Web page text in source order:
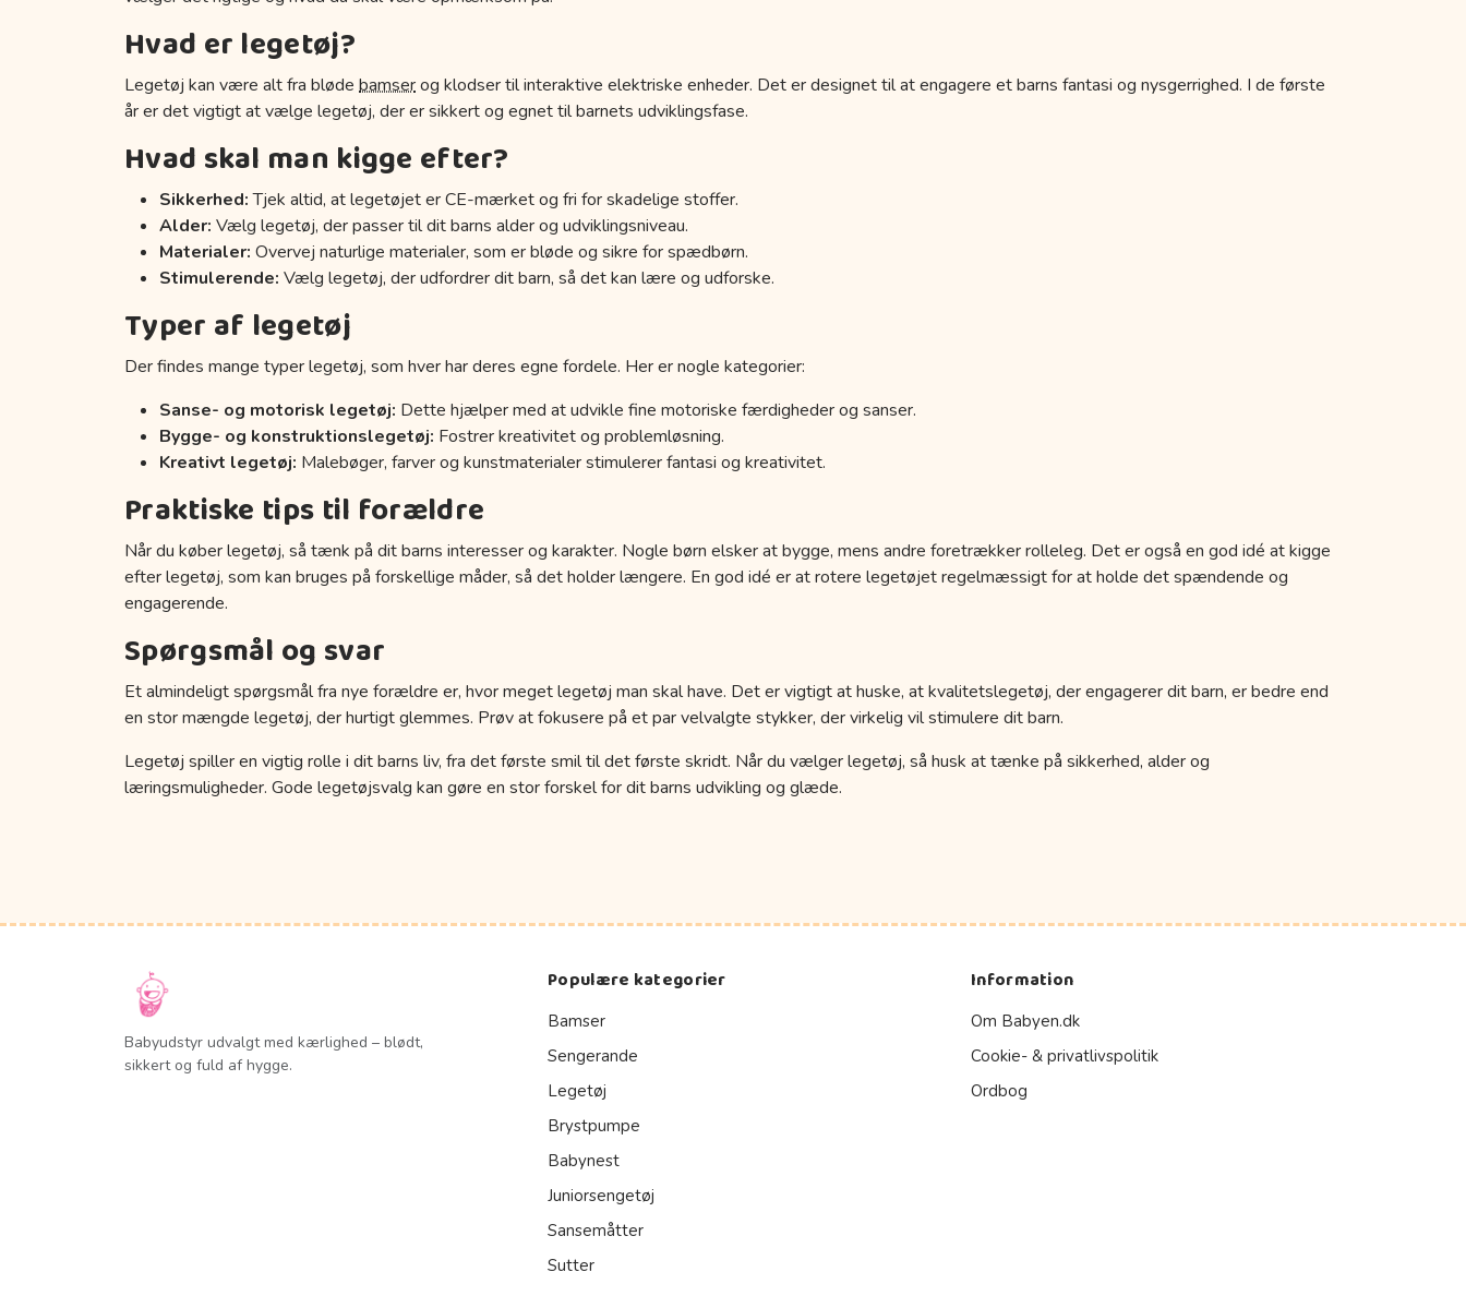
Hvad er legetøj?
Legetøj kan være alt fra bløde bamserog klodser til interaktive elektriske enheder. Det er designet til at engagere et barns fantasi og nysgerrighed. I de første
år er det vigtigt at vælge legetøj, der er sikkert og egnet til barnets udviklingsfase.
Hvad skal man kigge efter?
Sikkerhed:Tjek altid, at legetøjet er CE-mærket og fri for skadelige stoffer.
Alder: Vælg legetøj, der passer til dit barns alder og udviklingsniveau.
Materialer: Overvej naturlige materialer, som er bløde og sikre for spædbørn.
Stimulerende: Vælg legetøj, der udfordrer dit barn, så det kan lære og udforske.
Typer af legetøj
Der findes mange typer legetøj, som hver har deres egne fordele. Her er nogle kategorier:
Sanse- og motorisk legetøj: Dette hjælper med at udvikle fine motoriske færdigheder og sanser.
Bygge- og konstruktionslegetøj: Fostrer kreativitet og problemløsning.
Kreativt legetøj: Malebøger, farver og kunstmaterialer stimulerer fantasi og kreativitet.
Praktiske tips til forældre
Når du køber legetøj, så tænk på dit barns interesser og karakter. Nogle børn elsker at bygge, mens andre foretrækker rolleleg. Det er også en god idé at kigge
efter legetøj, som kan bruges på forskellige måder, så det holder længere. En god idé er at rotere legetøjet regelmæssigt for at holde det spændende og
engagerende.
Spørgsmål og svar
Et almindeligt spørgsmål fra nye forældre er, hvor meget legetøj man skal have. Det er vigtigt at huske, at kvalitetslegetøj, der engagerer dit barn, er bedre end
en stor mængde legetøj, der hurtigt glemmes. Prøv at fokusere på et par velvalgte stykker, der virkelig vil stimulere dit barn.
Legetøj spiller en vigtig rolle i dit barns liv, fra det første smil til det første skridt. Når du vælger legetøj, så husk at tænke på sikkerhed, alder og
læringsmuligheder. Gode legetøjsvalg kan gøre en stor forskel for dit barns udvikling og glæde.
Babyudstyr udvalgt med kærlighed – blødt,
sikkert og fuld af hygge.
Populære kategorier
Bamser
Sengerande
Legetøj
Brystpumpe
Babynest
Juniorsengetøj
Sansemåtter
Sutter
Information
Om Babyen.dk
Cookie- & privatlivspolitik
Ordbog